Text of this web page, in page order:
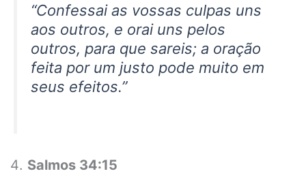
“Confessai as vossas culpas uns
aos outros, e orai uns pelos
outros, para que sareis; a oração
feita por um justo pode muito em
seus efeitos.”
Salmos 34:15